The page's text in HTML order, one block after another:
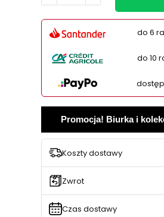
do 6
do 10
Promocja! Biurka i
Koszty dostawy
Zwrot
Czas dostawy